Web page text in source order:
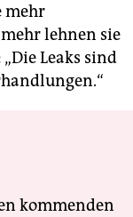
mehr
lehnen sie
Leaks sind
kommenden